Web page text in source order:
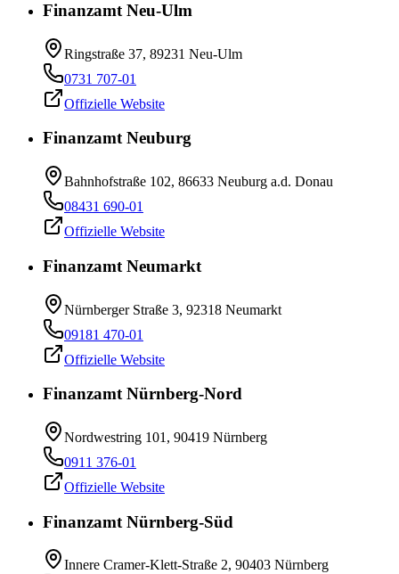
Finanzamt Neu-Ulm
Ringstraße 37, 89231 Neu-Ulm
0731 707-01
Offizielle Website
Finanzamt Neuburg
Bahnhofstraße 102, 86633 Neuburg a.d. Donau
08431 690-01
Offizielle Website
Finanzamt Neumarkt
Nürnberger Straße 3, 92318 Neumarkt
09181 470-01
Offizielle Website
Finanzamt Nürnberg-Nord
Nordwestring 101, 90419 Nürnberg
0911 376-01
Offizielle Website
Finanzamt Nürnberg-Süd
Innere Cramer-Klett-Straße 2, 90403 Nürnberg